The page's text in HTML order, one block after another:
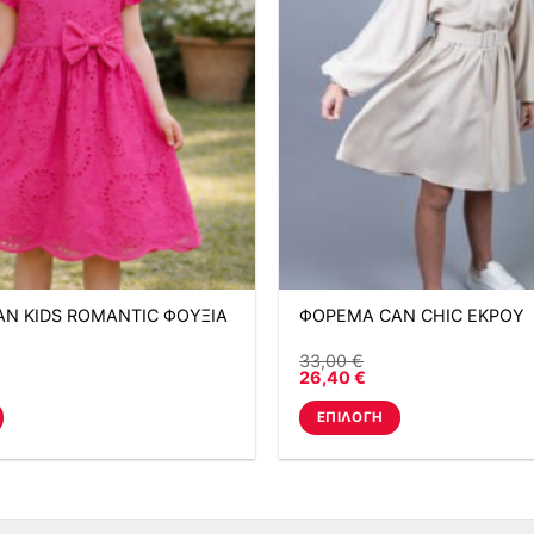
KIDS ROMANTIC ΦΟΥΞΙΑ ΦΟΡΕΜΑ CAN CHIC ΕΚΡΟΥ
33,00€
26,40€
ΕΠΙΛΟΓΉ